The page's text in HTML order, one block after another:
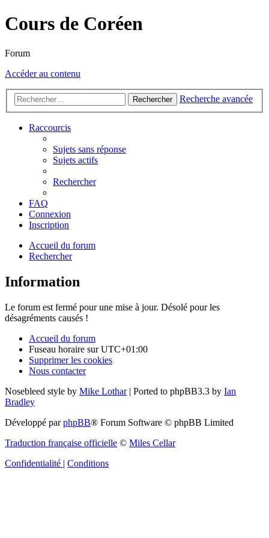
Cours de Coréen
Forum
Accéder au contenu
Rechercher Recherche avancée
Raccourcis
Sujets sans réponse
Sujets actifs
Rechercher
FAQ
Connexion
Inscription
Accueil du forum
Rechercher
Information
Le forum est fermé pour une mise à jour. Désolé pour les
désagréments causés !
Accueil du forum
Fuseau horaire surUTC+01:00
Supprimer les cookies
Nous contacter
Nosebleed style by Mike Lothar| Ported to phpBB3.3 by Ian
Bradley
Développé parphpBB® Forum Software © phpBB Limited
Traduction française officielle © Miles Cellar
Confidentialité | Conditions